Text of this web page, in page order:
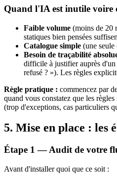
Quand l'IA est inutile voire
Faible volume (moins de 20
statiques bien pensées
Catalogue simple (une seule
Besoin de traçabilité
difficile à justifier auprès
refusé ? »). Les règles
Règle pratique : commencez par
quand vous constatez que les
(trop d'exceptions, cas particuliers
5. Mise en place : les
Étape 1 — Audit de votre
Avant d'installer quoi que ce soit :